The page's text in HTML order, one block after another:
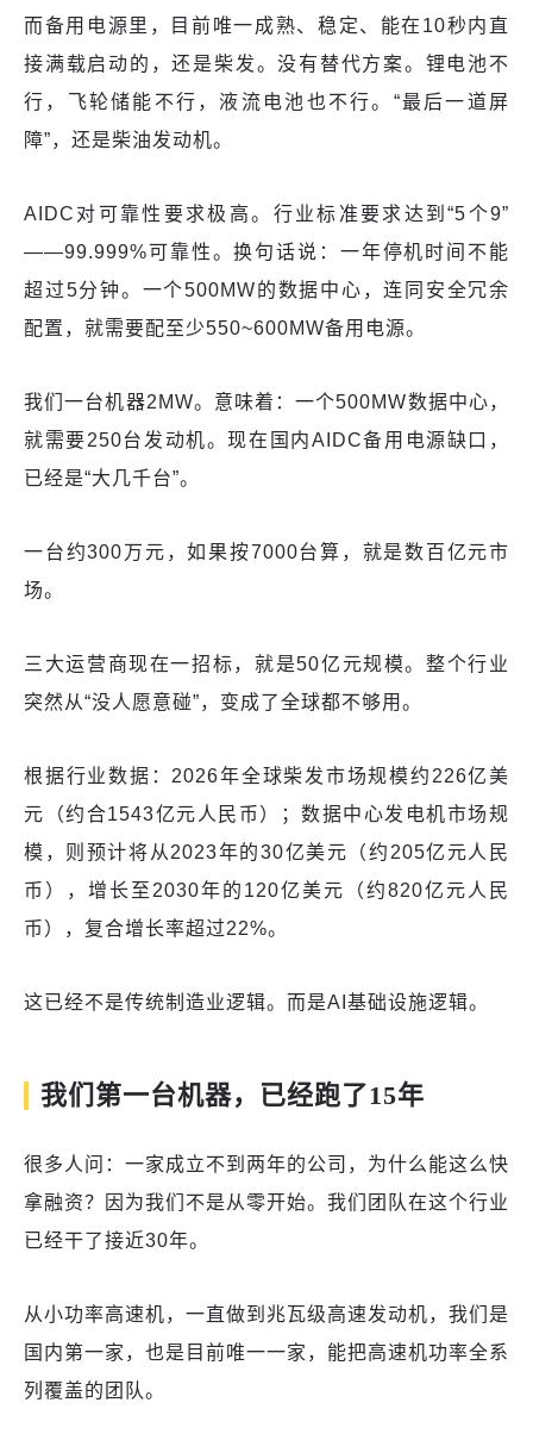
而备用电源里，目前唯一成熟、稳定、能在10秒内直
接满载启动的，还是柴发。没有替代方案。锂电池不
行，飞轮储能不行，液流电池也不行。“最后一道屏
障”，还是柴油发动机。
AIDC对可靠性要求极高。行业标准要求达到“5个9”
——99.999%可靠性。换句话说：一年停机时间不能
超过5分钟。一个500MW的数据中心，连同安全冗余
配置，就需要配至少550~600MW备用电源。
我们一台机器2MW。意味着：一个500MW数据中心，
就需要250台发动机。现在国内AIDC备用电源缺口，
已经是“大几千台”。
一台约300万元，如果按7000台算，就是数百亿元市
场。
三大运营商现在一招标，就是50亿元规模。整个行业
突然从“没人愿意碰”，变成了全球都不够用。
根据行业数据：2026年全球柴发市场规模约226亿美
元（约合1543亿元人民币）；数据中心发电机市场规
模，则预计将从2023年的30亿美元（约205亿元人民
币），增长至2030年的120亿美元（约820亿元人民
币），复合增长率超过22%。
这已经不是传统制造业逻辑。而是AI基础设施逻辑。
我们第一台机器，已经跑了15年
很多人问：一家成立不到两年的公司，为什么能这么快
拿融资？因为我们不是从零开始。我们团队在这个行业
已经干了接近30年。
从小功率高速机，一直做到兆瓦级高速发动机，我们是
国内第一家，也是目前唯一一家，能把高速机功率全系
列覆盖的团队。